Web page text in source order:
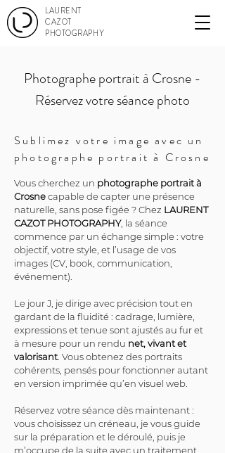
LAURENT
CAZOT
PHOTOGRAPHY
Photographe portrait à Crosne -
Réservez votre séance photo
Sublimez votre image avec un
photographe portrait à Crosne
Vous cherchez un photographe portrait à
Crosne capable de capter une présence
naturelle, sans pose figée ? Chez LAURENT
CAZOT PHOTOGRAPHY, la séance
commence par un échange simple : votre
objectif, votre style, et l’usage de vos
images (CV, book, communication,
événement).
Le jour J, je dirige avec précision tout en
gardant de la fluidité : cadrage, lumière,
expressions et tenue sont ajustés au fur et
à mesure pour un rendu net, vivant et
valorisant . Vous obtenez des portraits
cohérents, pensés pour fonctionner autant
en version imprimée qu’en visuel web.
Réservez votre séance dès maintenant :
vous choisissez un créneau, je vous guide
sur la préparation et le déroulé, puis je
m’occupe de la suite avec un traitement